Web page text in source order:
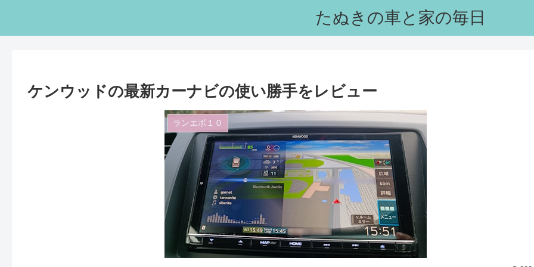
たぬきの車と家の毎日
ケンウッドの最新カーナビの使い勝手をレビュー
ランエボ１０